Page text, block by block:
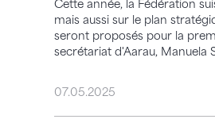
Cette année, la Fédération
mais aussi sur le plan
seront proposés pour la
secrétariat d'Aarau, Manuela
07.05.2025